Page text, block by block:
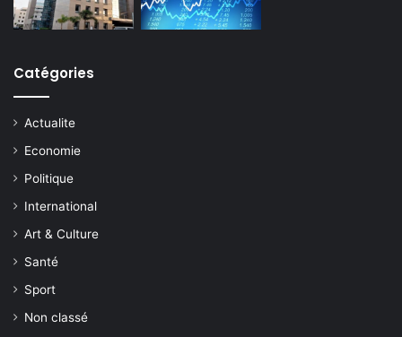
Catégories
Actualite
Economie
Politique
International
Art & Culture
Santé
Sport
Non classé